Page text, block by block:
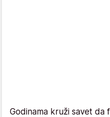
Godinama kruži savet da